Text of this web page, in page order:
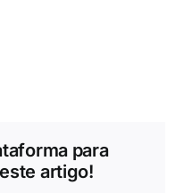
para
artigo!